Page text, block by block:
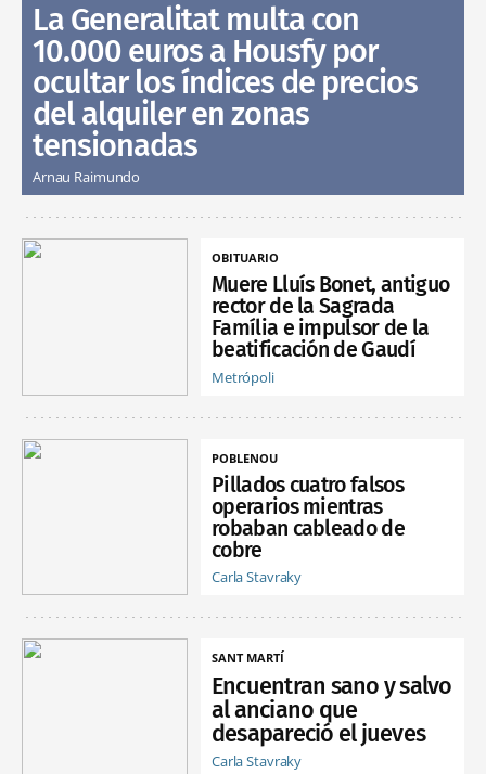
La Generalitat multa con
10.000 euros a Housfy por
ocultar los índices de precios
del alquiler en zonas
tensionadas
Arnau Raimundo
OBITUARIO
Muere Lluís Bonet, antiguo
rector de la Sagrada
Família e impulsor de la
beatificación de Gaudí
Metrópoli
POBLENOU
Pillados cuatro falsos
operarios mientras
robaban cableado de
cobre
Carla Stavraky
SANT MARTÍ
Encuentran sano y salvo
al anciano que
desapareció el jueves
Carla Stavraky